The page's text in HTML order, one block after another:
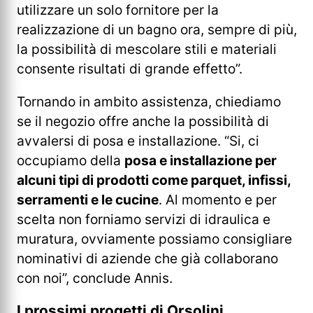
utilizzare un solo fornitore per la
realizzazione di un bagno ora, sempre di più,
la possibilità di mescolare stili e materiali
consente risultati di grande effetto”.
Tornando in ambito assistenza, chiediamo
se il negozio offre anche la possibilità di
avvalersi di posa e installazione. “Si, ci
occupiamo della posa e installazione per
alcuni tipi di prodotti come parquet, infissi,
serramenti e le cucine. Al momento e per
scelta non forniamo servizi di idraulica e
muratura, ovviamente possiamo consigliare
nominativi di aziende che già collaborano
con noi”, conclude Annis.